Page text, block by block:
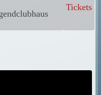
Tickets